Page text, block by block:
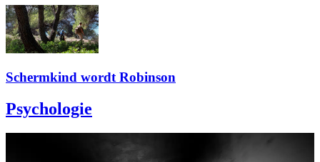
Schermkind wordt Robinson
Psychologie